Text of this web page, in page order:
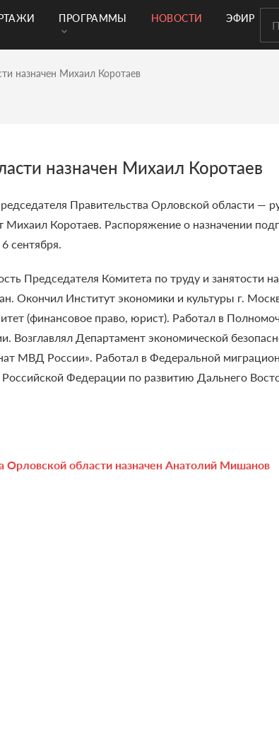
ПРОГРАММЫ НОВОСТИ ЭФИР
назначен Михаил Коротаев
назначен Михаил Коротаев
Правительства Орловской области —
Михаил Коротаев. Распоряжение о назначении
сентября.
Председателя Комитета по труду и занятости
Окончил Институт экономики и культуры г.
(финансовое право, юрист). Работал в
Возглавлял Департамент экономической
МВД России». Работал в Федеральной
Федерации по развитию Дальнего
области назначен Анатолий Мишанов